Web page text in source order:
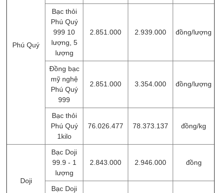
Phú Quý
Bạc thỏi
Phú Quý
999 10
lượng, 5
lượng
2.851.000 2.939.000 đồng/lượng
Đồng bạc
mỹ nghệ
Phú Quý
999
2.851.000 3.354.000 đồng/lượng
Bạc thỏi
Phú Quý
1kilo
76.026.477 78.373.137 đồng/kg
Doji
Bạc Doji
99.9 - 1
lượng
2.843.000 2.946.000 đồng
Bạc Doji